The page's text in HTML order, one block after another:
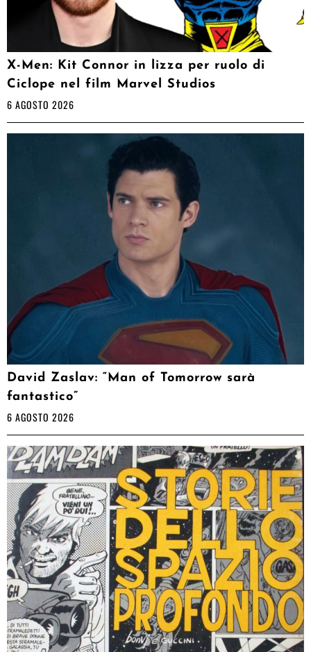
X-Men: Kit Connor in lizza per ruolo di
Ciclope nel film Marvel Studios
6 AGOSTO 2026
David Zaslav: “Man of Tomorrow sarà
fantastico”
6 AGOSTO 2026